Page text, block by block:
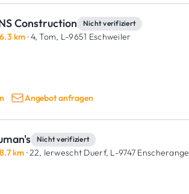
Construction Nicht verifiziert
6.3 km · 4, Tom, L-9651 Eschweiler
Angebot anfragen
Nicht verifiziert
8.7 km · 22, Ierwescht Duerf, L-9747 Enscherange